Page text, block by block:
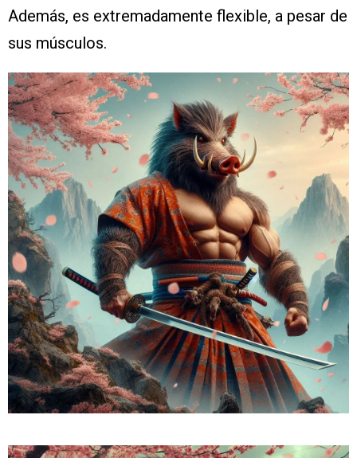
Además, es extremadamente flexible, a pesar de
sus músculos.